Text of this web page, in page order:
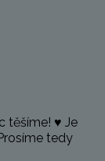
těšíme! ♥️ Je
tedy